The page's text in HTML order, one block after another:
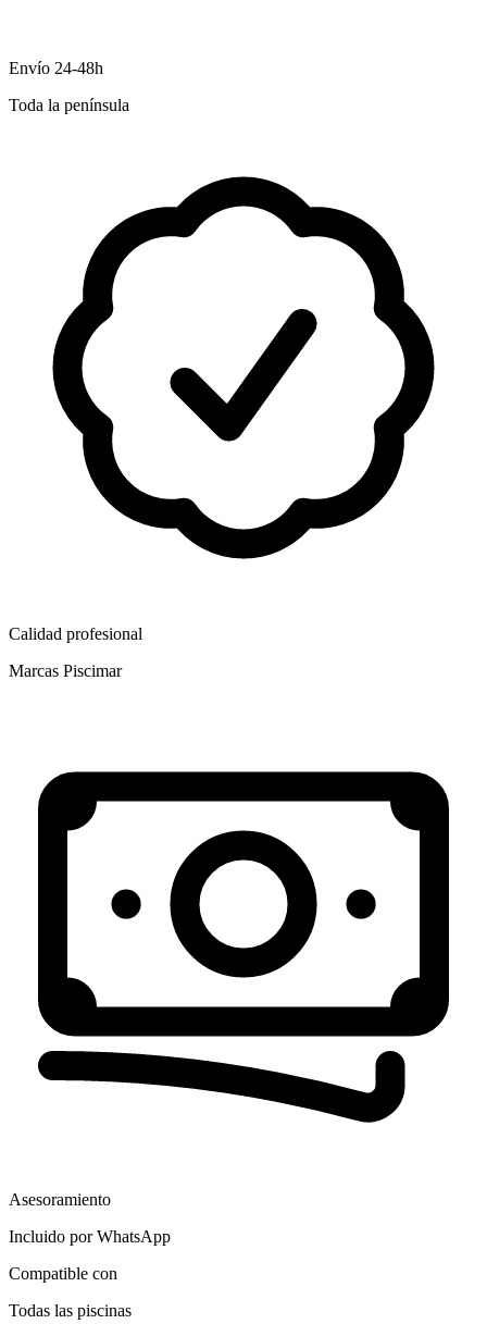
Envío 24-48h
Toda la península
Calidad profesional
Marcas Piscimar
Asesoramiento
Incluido por WhatsApp
Compatible con
Todas las piscinas